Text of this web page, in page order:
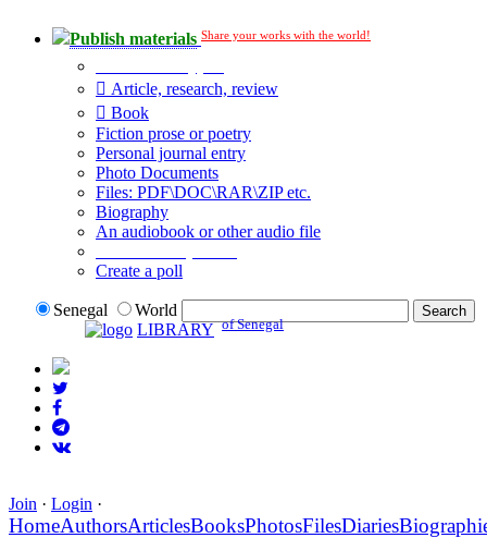
Publish materials Share your works with the world!
Article, research, review
Book
Fiction prose or poetry
Personal journal entry
Photo Documents
Files: PDF\DOC\RAR\ZIP etc.
Biography
An audiobook or other audio file
Create a poll
Senegal
World
LIBRARY of Senegal
Join · Login ·
HomeAuthorsArticlesBooksPhotosFilesDiaries